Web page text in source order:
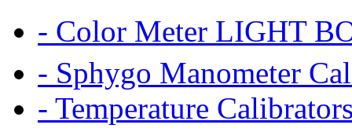
- Color Meter LIGHT
- Sphygo Manometer
- Temperature